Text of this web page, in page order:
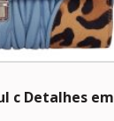
c Detalhes em